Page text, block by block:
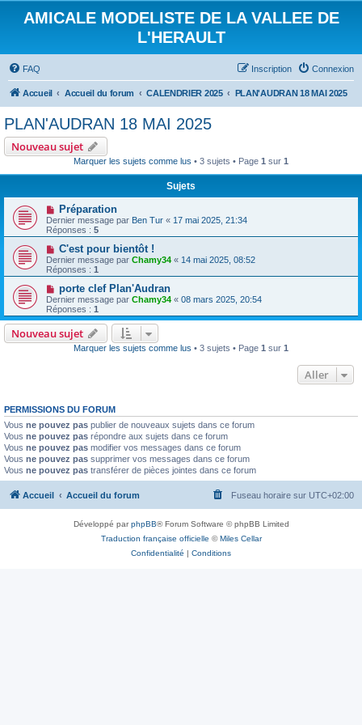
AMICALE MODELISTE DE LA VALLEE DE
L'HERAULT
FAQ Connexion
Inscription
Accueil Accueil du forum CALENDRIER 2025 PLAN'AUDRAN 18 MAI 2025
PLAN'AUDRAN 18 MAI 2025
Nouveau sujet
Marquer les sujets comme lus • 3 sujets • Page 1 sur 1
Sujets
Préparation
Dernier message par Ben Tur « 17 mai 2025, 21:34
Réponses : 5
C'est pour bientôt !
Dernier message par Chamy34 « 14 mai 2025, 08:52
Réponses : 1
porte clef Plan'Audran
Dernier message par Chamy34 « 08 mars 2025, 20:54
Réponses : 1
Nouveau sujet
Marquer les sujets comme lus • 3 sujets • Page 1 sur 1
Aller
PERMISSIONS DU FORUM
Vous ne pouvez pas publier de nouveaux sujets dans ce forum
Vous ne pouvez pas répondre aux sujets dans ce forum
Vous ne pouvez pas modifier vos messages dans ce forum
Vous ne pouvez pas supprimer vos messages dans ce forum
Vous ne pouvez pas transférer de pièces jointes dans ce forum
Accueil Accueil du forum Fuseau horaire sur UTC+02:00
Développé parphpBB® Forum Software © phpBB Limited
Traduction française officielle ©Miles Cellar
Confidentialité | Conditions